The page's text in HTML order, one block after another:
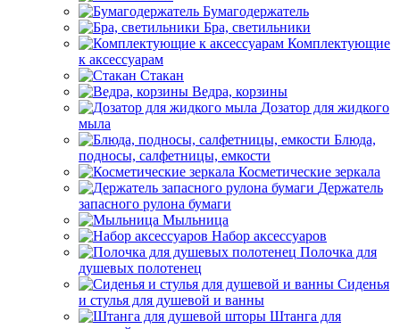
Бумагодержатель
Бра, светильники
Комплектующие
к аксессуарам
Стакан
Ведра, корзины
Дозатор для жидкого
мыла
Блюда,
подносы, салфетницы, емкости
Косметические зеркала
Держатель
запасного рулона бумаги
Мыльница
Набор аксессуаров
Полочка для
душевых полотенец
Сиденья
и стулья для душевой и ванны
Штанга для